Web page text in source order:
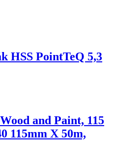
HSS PointTeQ 5,3
and Paint, 115
115mm X 50m,